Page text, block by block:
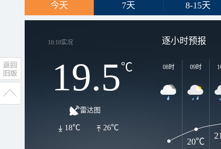
今天 7天 8-15天
10:10实况
19.5℃
雷达图
26℃
18℃
逐小时预报
08时 09时
20℃